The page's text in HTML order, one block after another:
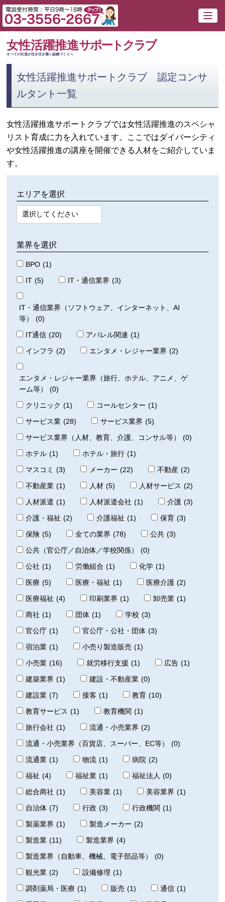
女性活躍推進サポートクラブ
すべての社員が活き活き働く組織づくりへ
女性活躍推進サポートクラブ 認定コンサ
ルタント一覧
女性活躍推進サポートクラブでは女性活躍推進のスペシャ
リスト育成に力を入れています。ここではダイバーシティ
や女性活躍推進の講座を開催できる人材をご紹介していま
す。
エリアを選択
業界を選択
BPO (1)
IT (5) IT・通信業界 (3)
IT・通信業界（ソフトウェア、インターネット、AI
等）
(0)
IT通信 (20) アパレル関連 (1)
インフラ (2) エンタメ・レジャー業界 (2)
エンタメ・レジャー業界（旅行、ホテル、アニメ、ゲ
ーム等）
(0)
クリニック (1) コールセンター (1)
サービス業 (28) サービス業界 (5)
サービス業界（人材、教育、介護、コンサル等）
(0)
ホテル (1) ホテル・旅行 (1)
マスコミ (3) メーカー (22) 不動産 (2)
不動産業 (1) 人材 (5) 人材サービス (2)
人材派遣 (1) 人材派遣会社 (1) 介護 (3)
介護・福祉 (2) 介護福祉 (1) 保育 (3)
保険 (5) 全ての業界 (78) 公共 (3)
公共（官公庁／自治体／学校関係）
(0)
公社 (1) 労働組合 (1) 化学 (1)
医療 (5) 医療・福祉 (1) 医療介護 (2)
医療福祉 (4) 印刷業界 (1) 卸売業 (1)
商社 (1) 団体 (1) 学校 (3)
官公庁 (1) 官公庁・公社・団体 (3)
宿泊業 (1) 小売り製造販売 (1)
小売業 (16) 就労移行支援 (1) 広告 (1)
建築業界 (1) 建設・不動産業 (0)
建設業 (7) 接客 (1) 教育 (10)
教育サービス (1) 教育機関 (1)
旅行会社 (1) 流通・小売業界 (2)
流通・小売業界（百貨店、スーパー、EC等）
(0)
流通業 (1) 物流 (1) 病院 (2)
福祉 (4) 福祉業 (1) 福祉法人 (0)
総合商社 (1) 美容業 (1) 美容業界 (1)
自治体 (7) 行政 (3) 行政機関 (1)
製薬業界 (1) 製造メーカー (2)
製造業 (11) 製造業界 (4)
製造業界（自動車、機械、電子部品等）
(0)
観光業 (2) 設備修理 (1)
調剤薬局・医療 (1) 販売 (1) 通信 (1)